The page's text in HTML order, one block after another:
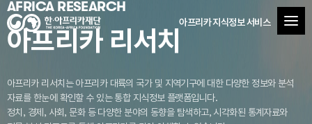
아프리카 지식정보 서비스
AFRICA RESEARCH
아프리카 리서치
아프리카 리서치는 아프리카 대륙의 국가 및 지역기구에 대한 다양한 정보와 분석
자료를 한눈에 확인할 수 있는 통합 지식정보 플랫폼입니다.
정치, 경제, 사회, 문화 등 다양한 분야의 동향을 탐색하고, 시각화된 통계자료와